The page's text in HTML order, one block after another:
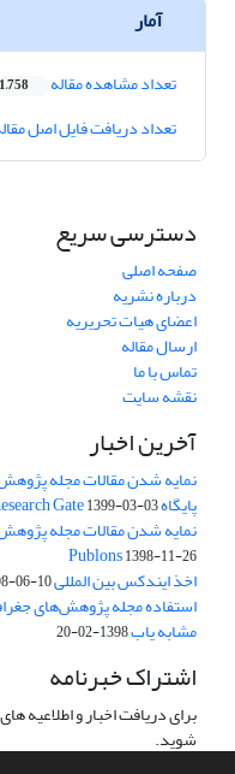
آمار
تعداد مشاهده مقاله 1,758
تعداد دریافت فایل اصل
دسترسی سریع
صفحه اصلی
درباره نشریه
اعضای هیات تحریریه
ارسال مقاله
تماس با ما
نقشه سایت
آخرین اخبار
نمایه شدن مقالات مجله
پایگاه Research Gate1399-03-03
نمایه شدن مقالات مجله
Publons1398-11-26
اخذ ایندکس بین المللی ResearchBib06-10
استفاده مجله پژوهش‌های
مشابه یاب1398-02-20
اشتراک خبرنامه
برای دریافت اخبار و اطلاعیه
شوید.